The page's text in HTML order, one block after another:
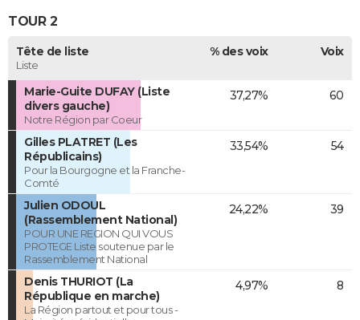
TOUR 2
Tête de liste
Liste
% des voix Voix
Marie-Guite DUFAY (Liste
divers gauche)
Notre Région par Coeur
37,27% 60
Gilles PLATRET (Les
Républicains)
Pour la Bourgogne et la Franche-
Comté
33,54% 54
Julien ODOUL
(Rassemblement National)
POUR UNE REGION QUI VOUS
PROTEGE Liste soutenue par le
Rassemblement National
24,22% 39
Denis THURIOT (La
République en marche)
La Région partout et pour tous -
4,97% 8